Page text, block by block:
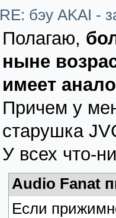
RE: бэу AKAI -
Полагаю,
ныне
имеет
Причем у
старушка
У всех что-
Audio Fanat
Если